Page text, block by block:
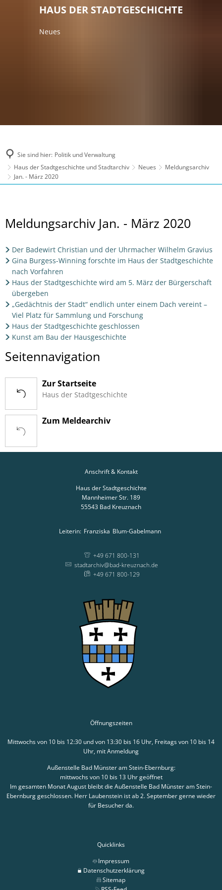
HAUS DER STADTGESCHICHTE
Neues
Sie sind hier: Politik und Verwaltung
Haus der Stadtgeschichte und Stadtarchiv
Neues
Meldungsarchiv
Jan. - März 2020
Jan.
März
2020
Meldungsarchiv Jan. - März 2020
Der Badewirt Christian und der Uhrmacher Wilhelm Gravius
Gina Burgess-Winning forschte im Haus der Stadtgeschichte
nach Vorfahren
Haus der Stadtgeschichte wird am 5. März der Bürgerschaft
übergeben
„Gedächtnis der Stadt“ endlich unter einem Dach vereint –
Viel Platz für Sammlung und Forschung
Haus der Stadtgeschichte geschlossen
Kunst am Bau der Hausgeschichte
Seitennavigation
Zur Startseite
Haus der Stadtgeschichte
Zum Meldearchiv
Anschrift & Kontakt
Haus der Stadtgeschichte
Mannheimer Str. 189
55543 Bad Kreuznach
Leiterin: Franziska Blum-Gabelmann
+49 671 800-131
stadtarchiv@bad-kreuznach.de
+49 671 800-129
Öffnungszeiten
Mittwochs von 10 bis 12:30 und von 13:30 bis 16 Uhr, Freitags von 10 bis 14
Uhr, mit Anmeldung
Außenstelle Bad Münster am Stein-Ebernburg:
mittwochs von 10 bis 13 Uhr geöffnet
Im gesamten Monat August bleibt die Außenstelle Bad Münster am Stein-
Ebernburg geschlossen. Herr Laubenstein ist ab 2. September gerne wieder
für Besucher da.
Quicklinks
Impressum
Datenschutzerklärung
Sitemap